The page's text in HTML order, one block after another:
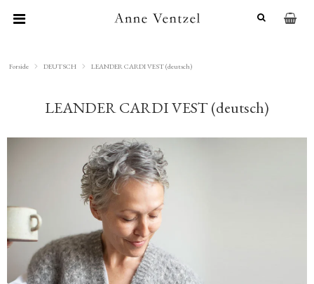
Forside DEUTSCH LEANDER CARDI VEST (deutsch)
LEANDER CARDI VEST (deutsch)